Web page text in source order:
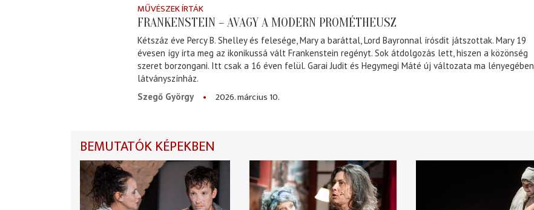
MŰVÉSZEK ÍRTÁK
FRANKENSTEIN – AVAGY A MODERN PROMÉTHEUSZ
Kétszáz éve Percy B. Shelley és felesége, Mary a baráttal, Lord Bayronnal írósdit játszottak. Mary 19
évesen így írta meg az ikonikussá vált Frankenstein regényt. Sok átdolgozás lett, hiszen a közönség
szeret borzongani. Itt csak a 16 éven felül. Garai Judit és Hegymegi Máté új változata ma lényegében
látványszínház.
Szegő György
2026. március 10.
BEMUTATÓK KÉPEKBEN